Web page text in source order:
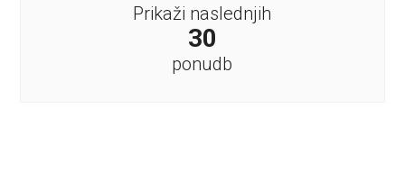
Prikaži naslednjih
30
ponudb